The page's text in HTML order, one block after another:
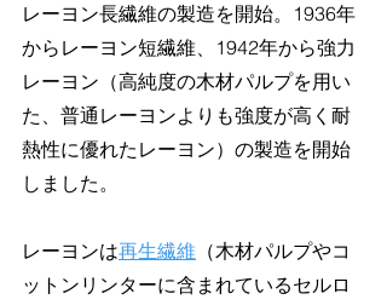
レーヨン長繊維の製造を開始。1936年
からレーヨン短繊維、1942年から強力
レーヨン（高純度の木材パルプを用い
た、普通レーヨンよりも強度が高く耐
熱性に優れたレーヨン）の製造を開始
しました。
レーヨンは再生繊維 （木材パルプやコ
ットンリンターに含まれているセルロ